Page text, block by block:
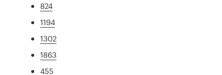
824
1194
1302
1863
455